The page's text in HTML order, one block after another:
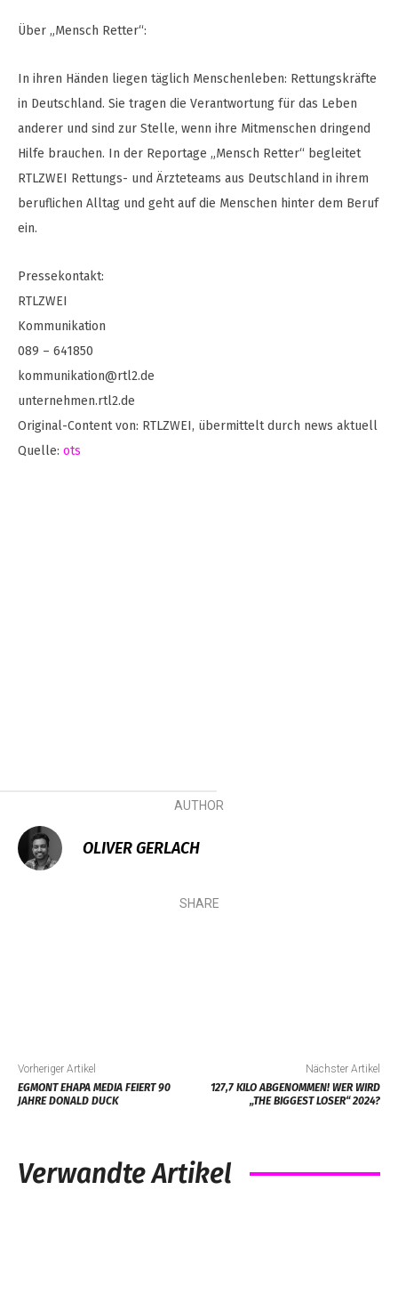
Über „Mensch Retter“:
In ihren Händen liegen täglich Menschenleben: Rettungskräfte
in Deutschland. Sie tragen die Verantwortung für das Leben
anderer und sind zur Stelle, wenn ihre Mitmenschen dringend
Hilfe brauchen. In der Reportage „Mensch Retter“ begleitet
RTLZWEI Rettungs- und Ärzteteams aus Deutschland in ihrem
beruflichen Alltag und geht auf die Menschen hinter dem Beruf
ein.
Pressekontakt:
RTLZWEI
Kommunikation
089 – 641850
kommunikation@rtl2.de
unternehmen.rtl2.de
Original-Content von: RTLZWEI, übermittelt durch news aktuell
Quelle: ots
AUTHOR
OLIVER GERLACH
SHARE
Vorheriger Artikel
EGMONT EHAPA MEDIA FEIERT 90
JAHRE DONALD DUCK
Nächster Artikel
127,7 KILO ABGENOMMEN! WER WIRD
„THE BIGGEST LOSER“ 2024?
Verwandte Artikel